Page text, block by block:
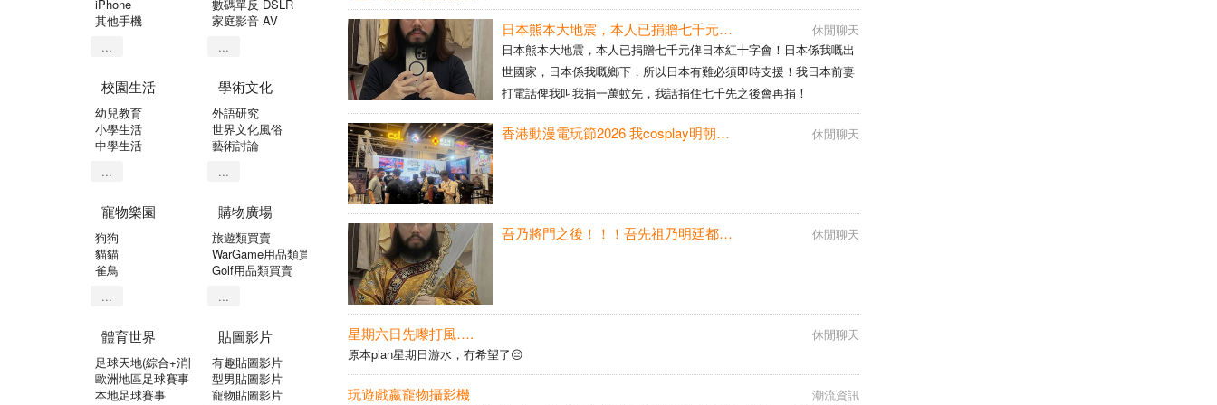
iPhone
其他手機
...
數碼單反 DSLR
家庭影音 AV
...
校園生活
幼兒教育
小學生活
中學生活
...
學術文化
外語研究
世界文化風俗
藝術討論
...
寵物樂園
狗狗
貓貓
雀鳥
...
購物廣場
旅遊類買賣
WarGame用品類買賣
Golf用品類買賣
...
體育世界
足球天地(綜合+消閒)
歐洲地區足球賽事
本地足球賽事
貼圖影片
有趣貼圖影片
型男貼圖影片
寵物貼圖影片
休閒聊天
日本熊本大地震，本人已捐贈七千元俾日本紅十字會！日本係我嘅出世國家，日本係我嘅鄉下，所以日本有難必須即時支援！
日本熊本大地震，本人已捐贈七千元俾日本紅十字會！日本係我嘅出
世國家，日本係我嘅鄉下，所以日本有難必須即時支援！我日本前妻
打電話俾我叫我捐一萬蚊先，我話捐住七千先之後會再捐！
休閒聊天
香港動漫電玩節2026 我cosplay明朝皇帝龍袍俾人話：呢條友係咪黐線㗎，邊有人cosplay呢啲㗎！？
休閒聊天
吾乃將門之後！！！吾先祖乃明廷都督僉事是也！！！一夫當關，萬夫莫開！！！單騎持關大刀過五關斬六將！！！
休閒聊天
星期六日先嚟打風….
原本plan星期日游水，冇希望了😔
潮流資訊
玩遊戲嬴寵物攝影機